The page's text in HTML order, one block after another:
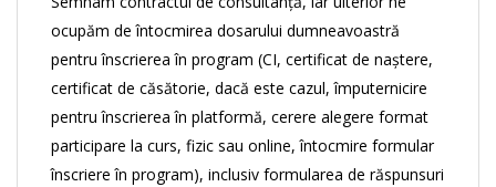
ocupăm de întocmirea dosarului dumneavoastră
pentru înscrierea în program (CI, certificat de naștere,
certificat de căsătorie, dacă este cazul, împuternicire
pentru înscrierea în platformă, cerere alegere format
participare la curs, fizic sau online, întocmire formular
înscriere în program), inclusiv formularea de răspunsuri